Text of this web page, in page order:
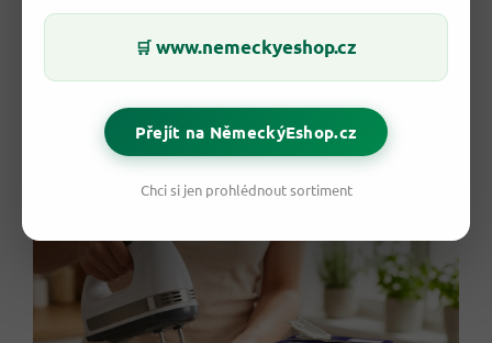
🛒 www.nemeckyeshop.cz
Přejít na NěmeckýEshop.cz
Chci si jen prohlédnout sortiment
poháry, palačinky i ovoce, ale nevyšlehaná smetana udělá
službu i ve slaných pokrmech. Zjemníš s níomáčky k masu
krémovost polévkámnebo připravíš panna cottu a
další dezerty
a všude tam, kde chceš
sametovou texturu.